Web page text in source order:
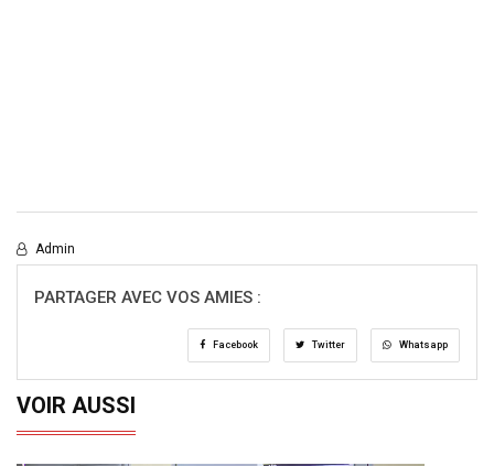
Admin
PARTAGER AVEC VOS AMIES :
Facebook Twitter Whatsapp
VOIR AUSSI